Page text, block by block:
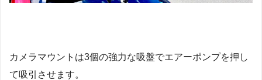
カメラマウントは3個の強力な吸盤でエアーポンプを押し
て吸引させます。